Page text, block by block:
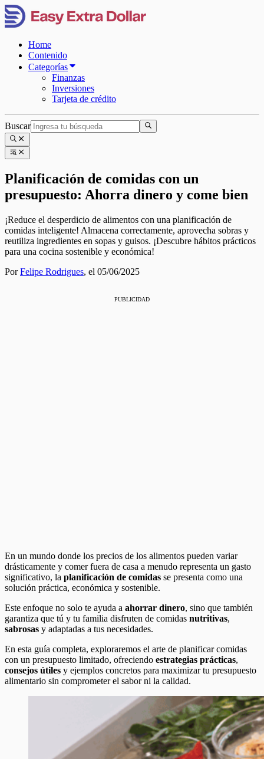
Home
Contenido
Categorías
Finanzas
Inversiones
Tarjeta de crédito
Buscar
Planificación de comidas con un
presupuesto: Ahorra dinero y come bien
¡Reduce el desperdicio de alimentos con una planificación de
comidas inteligente! Almacena correctamente, aprovecha sobras y
reutiliza ingredientes en sopas y guisos. ¡Descubre hábitos prácticos
para una cocina sostenible y económica!
PorFelipe Rodrigues, el 05/06/2025
PUBLICIDAD
En un mundo donde los precios de los alimentos pueden variar
drásticamente y comer fuera de casa a menudo representa un gasto
significativo, la planificación de comidas se presenta como una
solución práctica, económica y sostenible.
Este enfoque no solo te ayuda a ahorrar dinero, sino que también
garantiza que tú y tu familia disfruten de comidas nutritivas,
sabrosas y adaptadas a tus necesidades.
En esta guía completa, exploraremos el arte de planificar comidas
con un presupuesto limitado, ofreciendo estrategias prácticas,
consejos útiles y ejemplos concretos para maximizar tu presupuesto
alimentario sin comprometer el sabor ni la calidad.